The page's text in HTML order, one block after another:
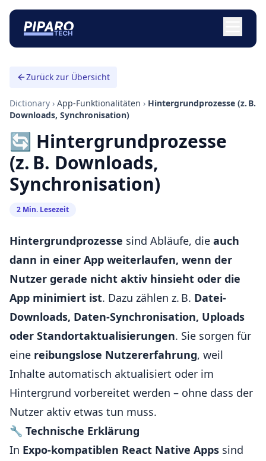
Zurück zur Übersicht
Dictionary › App-Funktionalitäten › Hintergrundprozesse (z. B.
Downloads, Synchronisation)
🔄 Hintergrundprozesse
(z. B. Downloads,
Synchronisation)
2 Min. Lesezeit
Hintergrundprozesse sind Abläufe, die auch
dann in einer App weiterlaufen, wenn der
Nutzer gerade nicht aktiv hinsieht oder die
App minimiert ist. Dazu zählen z. B. Datei-
Downloads, Daten-Synchronisation, Uploads
oder Standortaktualisierungen. Sie sorgen für
eine reibungslose Nutzererfahrung, weil
Inhalte automatisch aktualisiert oder im
Hintergrund vorbereitet werden – ohne dass der
Nutzer aktiv etwas tun muss.
🔧 Technische Erklärung
In Expo-kompatiblen React Native Apps sind